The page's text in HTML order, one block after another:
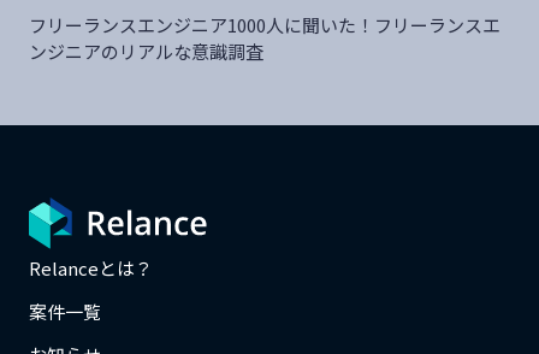
フリーランスエンジニア1000人に聞いた！フリーランスエ
ンジニアのリアルな意識調査
Relanceとは？
案件一覧